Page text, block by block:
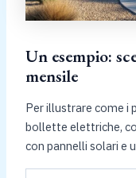
Un esempio:
mensile
Per illustrare come i
bollette elettriche,
con pannelli solari e